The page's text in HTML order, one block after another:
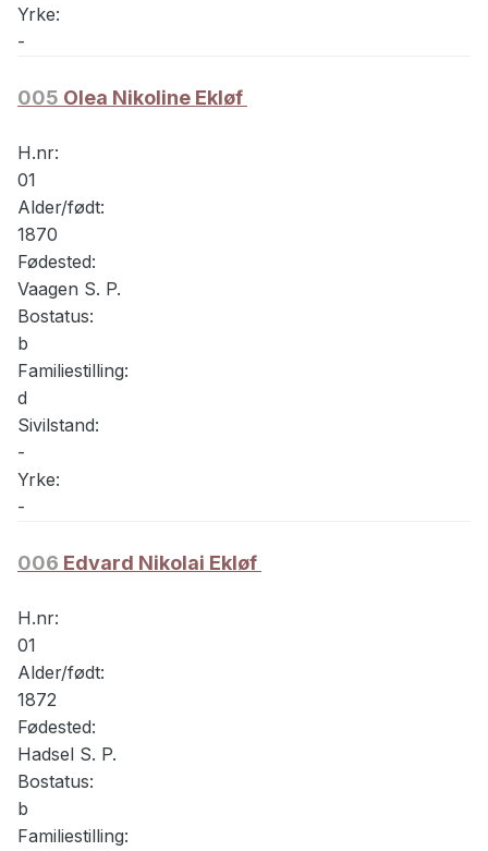
Yrke:
-
005 Olea Nikoline Ekløf
H.nr:
01
Alder/født:
1870
Fødested:
Vaagen S. P.
Bostatus:
b
Familiestilling:
d
Sivilstand:
-
Yrke:
-
006 Edvard Nikolai Ekløf
H.nr:
01
Alder/født:
1872
Fødested:
Hadsel S. P.
Bostatus:
b
Familiestilling: